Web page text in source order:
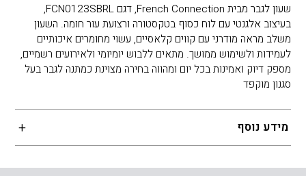
שעון לגבר מבית French Connection, דגם FCN0123SBRL,
בעיצוב אלגנטי עם לוח כסוף בטקסטורה ורצועת עור חומה. השעון
משלב מראה מודרני עם קווים קלאסיים, עשוי מחומרים איכותיים
לעמידות ולשימוש ממושך. מתאים ללבוש יומיומי ולאירועים רשמיים,
מספק דיוק ואמינות בכל יום ומהווה בחירה מצוינת כמתנה לגבר בעל
סגנון מוקפד
מידע נוסף